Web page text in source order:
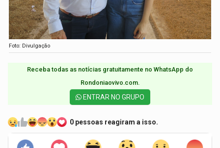
Foto: Divulgação
Receba todas as notícias gratuitamente no WhatsApp do
Rondoniaovivo.com.​
ENTRAR NO GRUPO
0 pessoas reagiram a isso.